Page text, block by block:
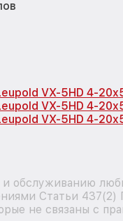
VX-5HD 4-
VX-5HD 4-
VX-5HD 4-
обслуживанию
Статьи 437(2)
не связаны с